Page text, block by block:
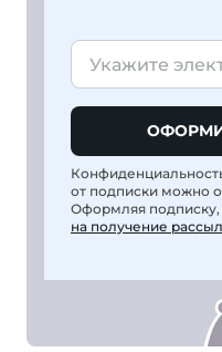
от подписки можно
Оформляя подписку,
на получение